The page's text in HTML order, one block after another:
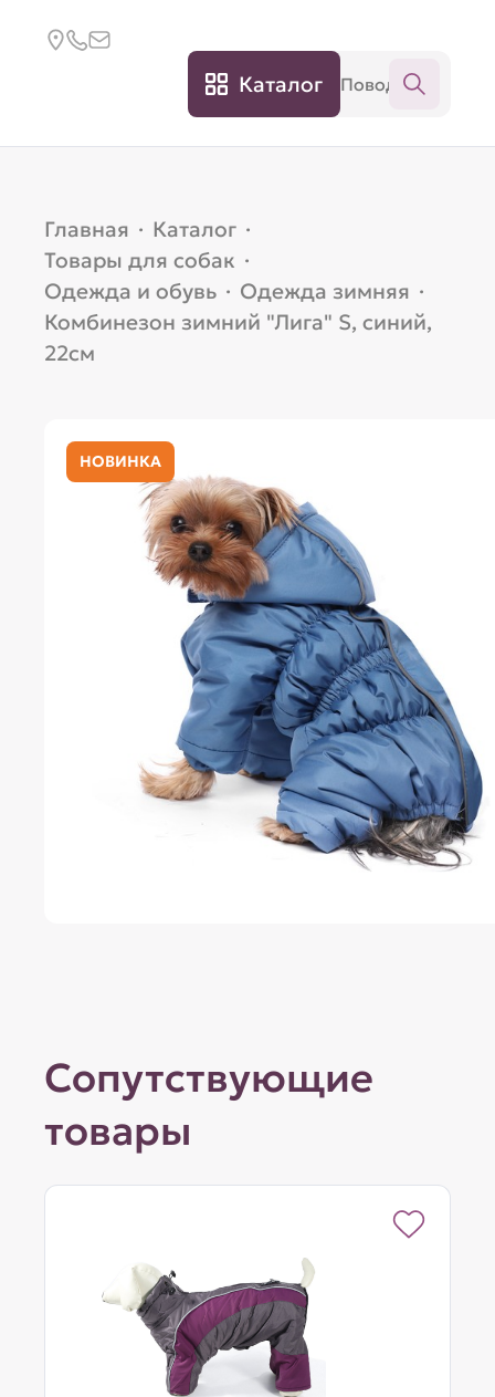
Каталог
Главная · Каталог ·
Товары для собак ·
Одежда и обувь · Одежда зимняя ·
Комбинезон зимний "Лига" S, синий,
22см
НОВИНКА
Сопутствующие
товары